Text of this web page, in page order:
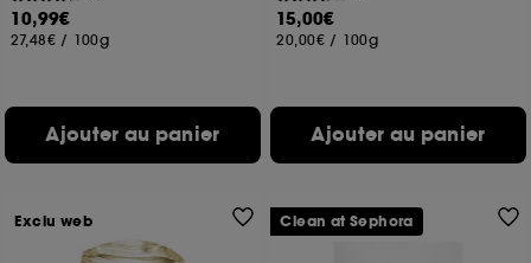
10,99€
27,48€ / 100g
Ajouter au panier
15,00€
20,00€ / 100g
Ajouter au panier
Exclu web Clean at Sephora